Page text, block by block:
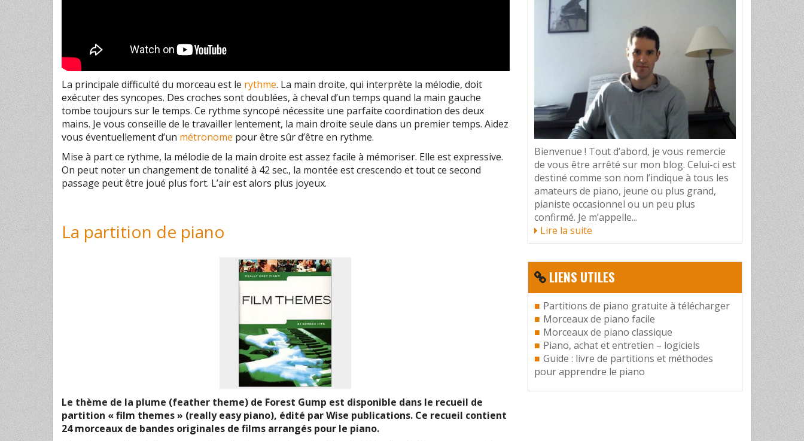
La principale difficulté du morceau est le rythme. La main droite, qui interprète la mélodie, doit
exécuter des syncopes. Des croches sont doublées, à cheval d’un temps quand la main gauche
tombe toujours sur le temps. Ce rythme syncopé nécessite une parfaite coordination des deux
mains. Je vous conseille de le travailler lentement, la main droite seule dans un premier temps. Aidez
vous éventuellement d’un métronome pour être sûr d’être en rythme.
Mise à part ce rythme, la mélodie de la main droite est assez facile à mémoriser. Elle est expressive.
On peut noter un changement de tonalité à 42 sec., la montée est crescendo et tout ce second
passage peut être joué plus fort. L’air est alors plus joyeux.
La partition de piano
Le thème de la plume (feather theme) de Forest Gump est disponible dans le recueil de
partition « film themes » (really easy piano), édité par Wise publications. Ce recueil contient
24 morceaux de bandes originales de films arrangés pour le piano.
Bienvenue ! Tout d’abord, je vous remercie
de vous être arrêté sur mon blog. Celui-ci est
destiné comme son nom l’indique à tous les
amateurs de piano, jeune ou plus grand,
pianiste occasionnel ou un peu plus
confirmé. Je m’appelle...
Lire la suite
LIENS UTILES
Partitions de piano gratuite à télécharger
Morceaux de piano facile
Morceaux de piano classique
Piano, achat et entretien – logiciels
Guide : livre de partitions et méthodes
pour apprendre le piano